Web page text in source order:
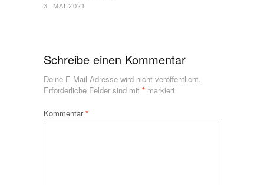
3. MAI 2021
Schreibe einen Kommentar
Deine E-Mail-Adresse wird nicht veröffentlicht.
Erforderliche Felder sind mit * markiert
Kommentar*